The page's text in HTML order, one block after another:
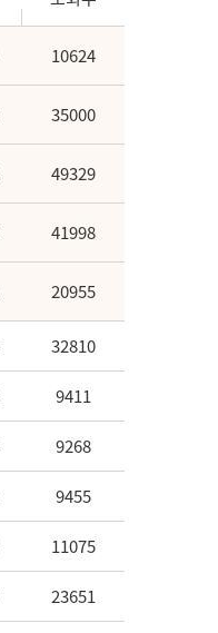
10624
35000
49329
41998
20955
32810
9411
9268
9455
11075
23651